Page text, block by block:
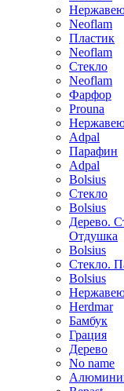
Neoflam
Пластик
Neoflam
Стекло
Neoflam
Фарфор
Prouna
Adpal
Парафин
Adpal
Bolsius
Стекло
Bolsius
Дерево.
Отдушка
Bolsius
Стекло.
Bolsius
Herdmar
Бамбук
Грация
Дерево
No name